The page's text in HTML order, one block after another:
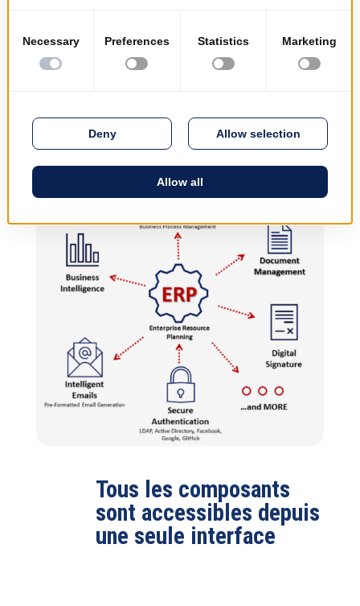
la plus facile à
Tous les composants
sont accessibles depuis
une seule interface